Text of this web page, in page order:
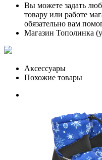
Вы можете задать
товару или работе
обязательно вам
Магазин Тополинка
Аксессуары
Похожие товары